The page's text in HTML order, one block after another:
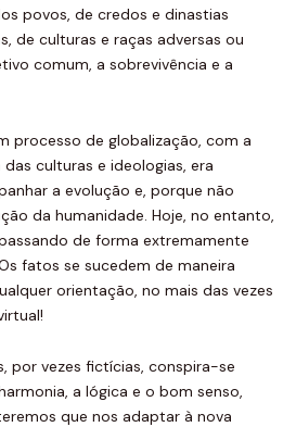
povos, de credos e dinastias
de culturas e raças adversas ou
comum, a sobrevivência e a
processo de globalização, com a
culturas e ideologias, era
a evolução e, porque não
da humanidade. Hoje, no entanto,
de forma extremamente
fatos se sucedem de maneira
orientação, no mais das vezes
por vezes fictícias, conspira-se
a lógica e o bom senso,
que nos adaptar à nova